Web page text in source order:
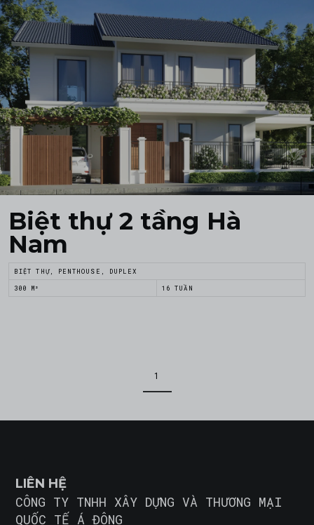
Biệt thự 2 tầng Hà
Nam
BIỆT THỰ, PENTHOUSE, DUPLEX
300 M² 16 TUẦN
1
LIÊN HỆ
CÔNG TY TNHH XÂY DỰNG VÀ THƯƠNG MẠI
QUỐC TẾ Á ĐÔNG